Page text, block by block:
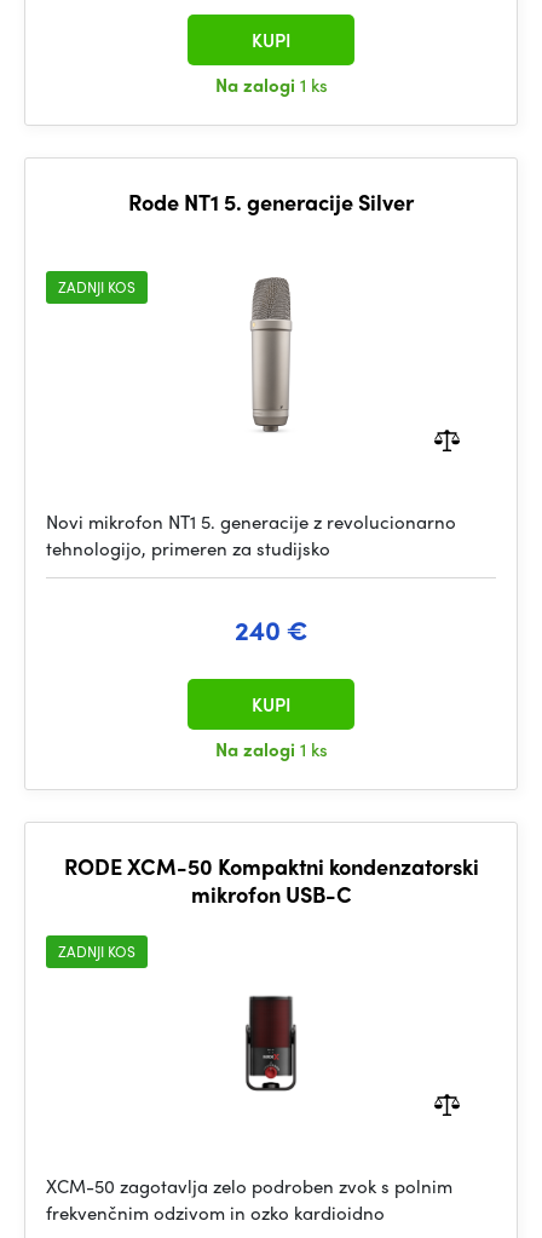
Na zalogi 1 ks
KUPI
Rode NT1 5. generacije Silver
ZADNJI KOS
Novi mikrofon NT1 5. generacije z revolucionarno
tehnologijo, primeren za studijsko
240 €
Na zalogi 1 ks
KUPI
RODE XCM-50 Kompaktni kondenzatorski
mikrofon USB-C
ZADNJI KOS
XCM-50 zagotavlja zelo podroben zvok s polnim
frekvenčnim odzivom in ozko kardioidno